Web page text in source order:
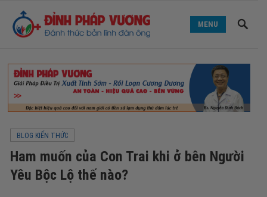
MENU
BLOG KIẾN THỨC
Ham muốn của Con Trai khi ở bên Người
Yêu Bộc Lộ thế nào?